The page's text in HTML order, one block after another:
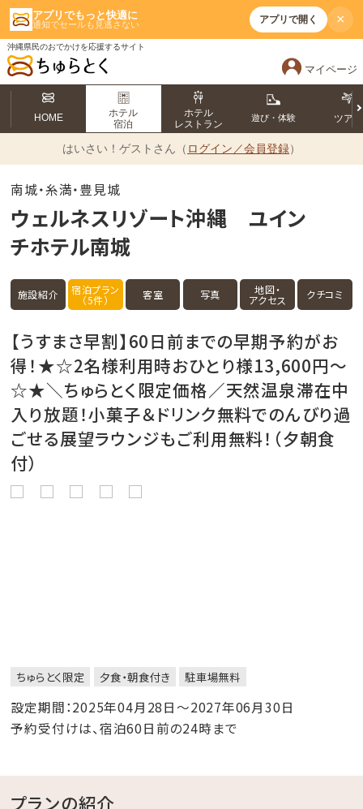
アプリでもっと快適に
通知でセールも見逃さない アプリで開く ×
沖縄県民のおでかけを応援するサイト
マイページ
HOME
ホテル
宿泊
ホテル
レストラン
遊び・体験 ツアー
はいさい！ ゲストさん（ ログイン／会員登録）
南城・糸満・豊見城
ウェルネスリゾート沖縄 ユイン
チホテル南城
施設紹介 宿泊プラン
（5件） 客室 写真 地図・
アクセス クチコミ
【うすまさ早割】60日前までの早期予約がお
得！★☆2名様利用時おひとり様13,600円～
☆★＼ちゅらとく限定価格／天然温泉滞在中
入り放題！小菓子＆ドリンク無料でのんびり過
ごせる展望ラウンジもご利用無料！（夕朝食
付）
ちゅらとく限定 夕食・朝食付き 駐車場無料
設定期間：2025年04月28日～2027年06月30日
予約受付けは、宿泊60日前の24時まで
プランの紹介